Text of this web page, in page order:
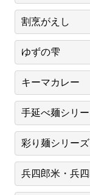
割烹がえし
ゆずの雫
キーマカレー
手延べ麺シリ
彩り麺シリーズ
兵四郎米・兵